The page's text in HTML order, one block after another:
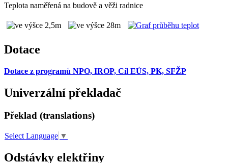
Teplota naměřená na budově a věži radnice
Dotace
Dotace z programů NPO, IROP, Cíl EÚS, PK, SFŽP
Univerzální překladač
Překlad (translations)
Select Language ▼
Odstávky elektřiny